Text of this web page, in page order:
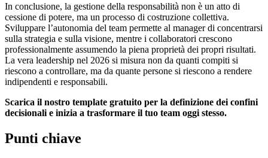
In conclusione, la gestione della responsabilità non è un atto di
cessione di potere, ma un processo di costruzione collettiva.
Sviluppare l’autonomia del team permette al manager di concentrarsi
sulla strategia e sulla visione, mentre i collaboratori crescono
professionalmente assumendo la piena proprietà dei propri risultati.
La vera leadership nel 2026 si misura non da quanti compiti si
riescono a controllare, ma da quante persone si riescono a rendere
indipendenti e responsabili.
Scarica il nostro template gratuito per la definizione dei confini
decisionali e inizia a trasformare il tuo team oggi stesso.
Punti chiave